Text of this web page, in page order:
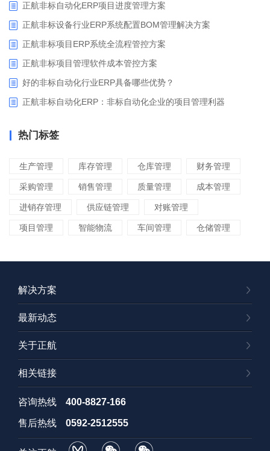
正航非标自动化ERP项目进度管理方案
正航非标设备行业ERP系统配置BOM管理解决方案
正航非标项目ERP系统全流程管控方案
正航非标项目管理软件成本管控方案
好的非标自动化行业ERP具备哪些优势？
正航非标自动化ERP：非标自动化企业的项目管理利器
热门标签
生产管理 库存管理 仓库管理 财务管理
采购管理 销售管理 质量管理 成本管理
进销存管理 供应链管理 对账管理
项目管理 智能物流 车间管理 仓储管理
解决方案
最新动态
关于正航
相关链接
咨询热线 400-8827-166
售后热线 0592-2512555